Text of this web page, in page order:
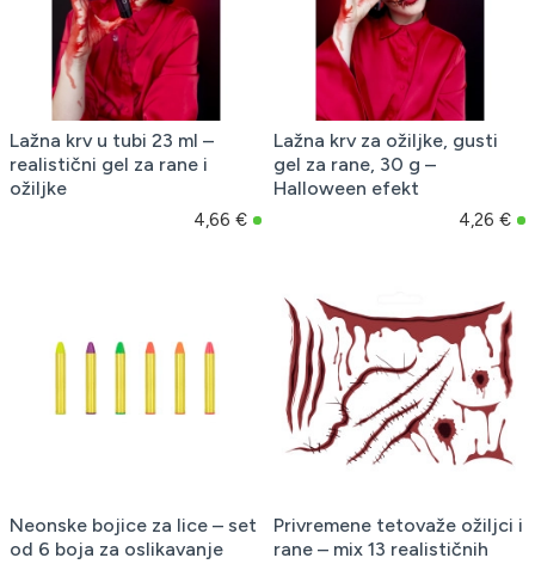
Lažna krv u tubi 23 ml –
realistični gel za rane i
ožiljke
4,66 €
Lažna krv za ožiljke, gusti
gel za rane, 30 g –
Halloween efekt
4,26 €
Neonske bojice za lice – set
od 6 boja za oslikavanje
Privremene tetovaže ožiljci i
rane – mix 13 realističnih